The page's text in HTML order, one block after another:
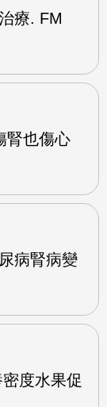
療. FM
腎也傷心
病腎病變
度水果促